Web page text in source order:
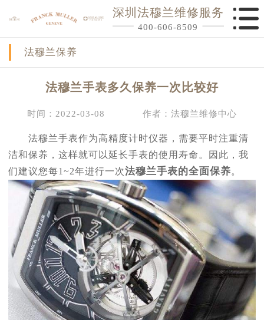
深圳法穆兰维修服务
400-606-8509
法穆兰保养
法穆兰手表多久保养一次比较好
时间：2022-03-08 作者：法穆兰维修中心
法穆兰手表作为高精度计时仪器，需要平时注重清
洁和保养，这样就可以延长手表的使用寿命。因此，我
们建议您每1~2年进行一次法穆兰手表的全面保养。